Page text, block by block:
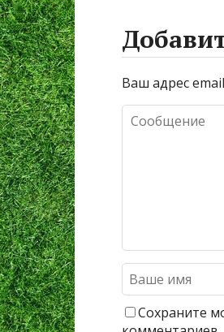
Ваш адрес
Сохраните